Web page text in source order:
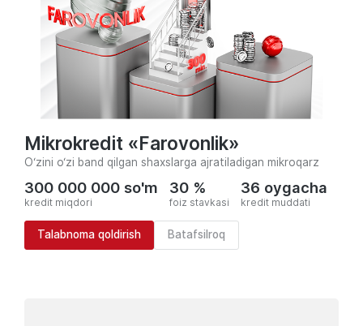
Mikrokredit «Farovonlik»
O‘zini o‘zi band qilgan shaxslarga ajratiladigan mikroqarz
300 000 000 so'm
kredit miqdori
30 %
foiz stavkasi
36 oygacha
kredit muddati
Talabnoma qoldirish Batafsilroq